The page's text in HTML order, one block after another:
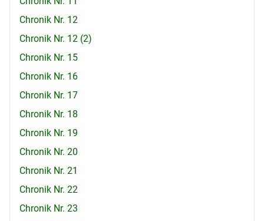
Chronik Nr. 12
Chronik Nr. 12 (2)
Chronik Nr. 15
Chronik Nr. 16
Chronik Nr. 17
Chronik Nr. 18
Chronik Nr. 19
Chronik Nr. 20
Chronik Nr. 21
Chronik Nr. 22
Chronik Nr. 23